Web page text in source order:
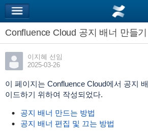
Confluence Cloud 공지 배너 만들기
이지혜 선임
2025-03-26
이 페이지는 Confluence Cloud에서 공지
이드하기 위하여 작성되었다.
공지 배너 만드는 방법
공지 배너 편집 및 끄는 방법